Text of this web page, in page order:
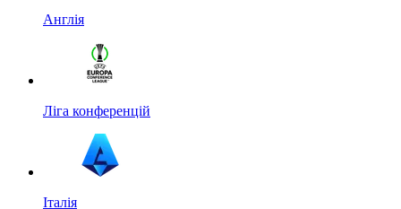
Англія
Ліга конференцій
Італія